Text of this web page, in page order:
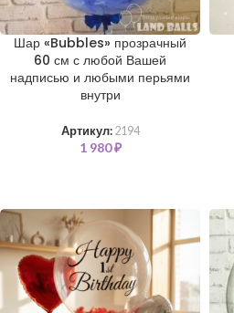
Шар «Bubbles» прозрачный
60 см с любой Вашей
надписью и любыми перьями
внутри
Артикул: 2194
1 980₽